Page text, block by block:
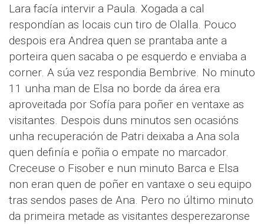
Lara facía intervir a Paula. Xogada a cal
respondían as locais cun tiro de Olalla. Pouco
despois era Andrea quen se prantaba ante a
porteira quen sacaba o pe esquerdo e enviaba a
corner. A súa vez respondia Bembrive. No minuto
11 unha man de Elsa no borde da área era
aproveitada por Sofía para poñer en ventaxe as
visitantes. Despois duns minutos sen ocasións
unha recuperación de Patri deixaba a Ana sola
quen definía e poñia o empate no marcador.
Creceuse o Fisober e nun minuto Barca e Elsa
non eran quen de poñer en vantaxe o seu equipo
tras sendos pases de Ana. Pero no último minuto
da primeira metade as visitantes desperezaronse